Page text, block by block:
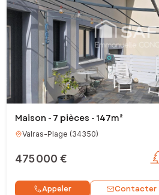
Maison - 7 pièces - 147m²
Valras-Plage (34350)
475 000 €
Appeler Contacter